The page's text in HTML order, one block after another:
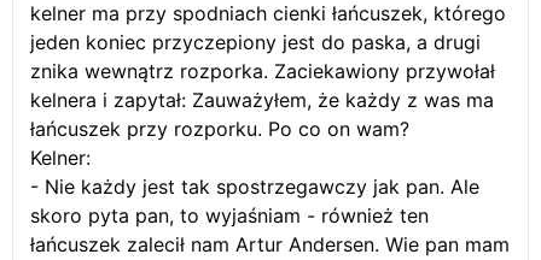
kelner ma przy spodniach cienki łańcuszek, którego
jeden koniec przyczepiony jest do paska, a drugi
znika wewnątrz rozporka. Zaciekawiony przywołał
kelnera i zapytał: Zauważyłem, że każdy z was ma
łańcuszek przy rozporku. Po co on wam?
Kelner:
- Nie każdy jest tak spostrzegawczy jak pan. Ale
skoro pyta pan, to wyjaśniam - również ten
łańcuszek zalecił nam Artur Andersen. Wie pan mam